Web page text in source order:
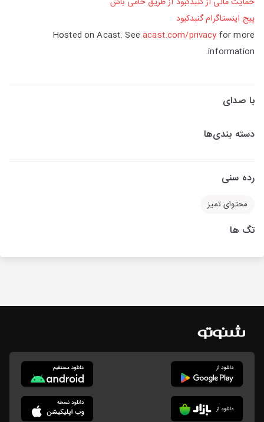
پیج اینستاگرام گنبدکبود
Hosted on Acast. Seeacast.com/privacy for more
information.
با صدای
دسته بندی‌ها
رده سنی
محتوای تمیز
تگ ها